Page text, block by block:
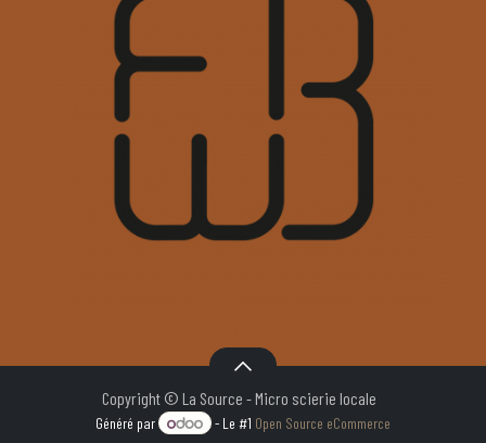
Copyright © La Source - Micro scierie locale
Généré par - Le #1 Open Source eCommerce